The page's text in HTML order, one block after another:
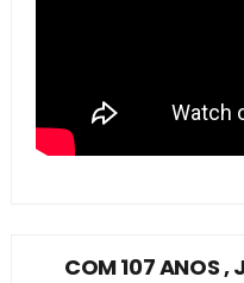
COM 107 ANOS ,